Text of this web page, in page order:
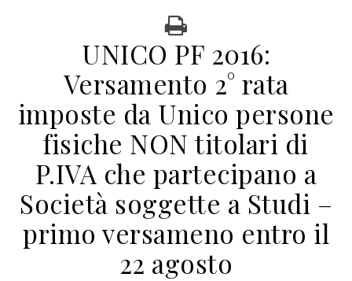
UNICO PF 2016:
Versamento 2° rata
imposte da Unico persone
fisiche NON titolari di
P.IVA che partecipano a
Società soggette a Studi –
primo versameno entro il
22 agosto